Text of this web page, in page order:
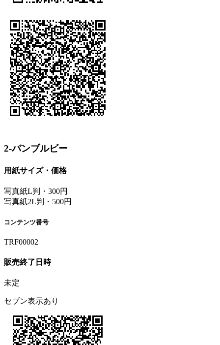
2-バンブルビー
用紙サイズ・価格
写真紙L判・300円
写真紙2L判・500円
コンテンツ番号
TRF00002
販売終了日時
未定
セブン表示あり